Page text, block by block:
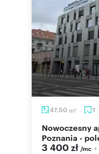
47,50 m2 1
Nowoczesny apartament 47,5 m² w centrum
Poznania -
3 400 zł /mc